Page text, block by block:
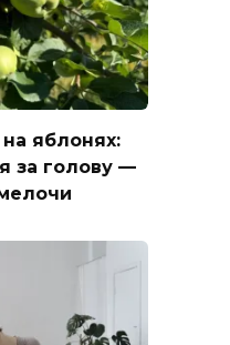
яблонях:
за голову —